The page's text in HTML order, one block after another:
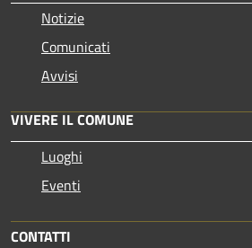
Notizie
Comunicati
Avvisi
VIVERE IL COMUNE
Luoghi
Eventi
CONTATTI